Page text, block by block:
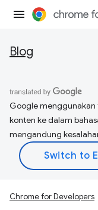
Blog
Google menggunakan
konten ke dalam
mengandung
Chrome for Developers